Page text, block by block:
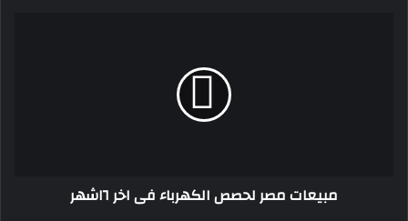
مبيعات مصر لحصص الكهرباء فى اخر ٦اشهر